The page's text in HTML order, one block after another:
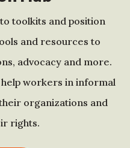
toolkits and position
and resources to
advocacy and more.
workers in informal
organizations and
rights.